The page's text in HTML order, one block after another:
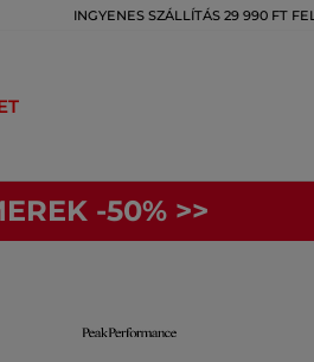
INGYENES SZÁLLÍTÁS 29 990 FT
-50% >>